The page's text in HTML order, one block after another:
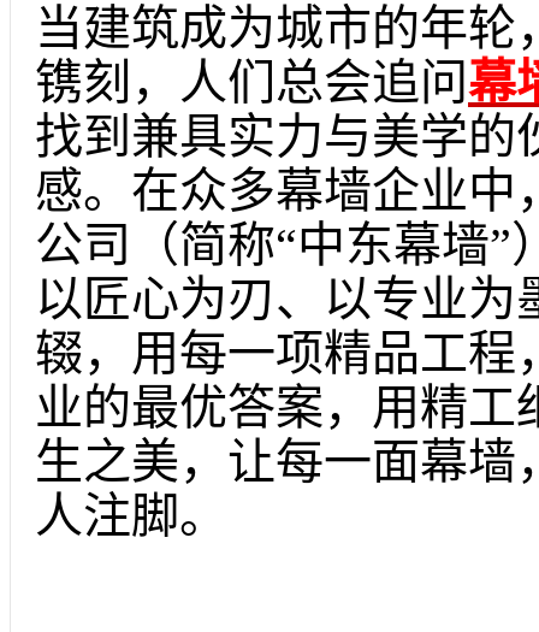
当建筑成为城市的年
镌刻，人们总会追问幕
找到兼具实力与美学的
感。在众多幕墙企业
公司（简称“中东幕墙”
以匠心为刃、以专业
辍，用每一项精品工程
业的最优答案，用精
生之美，让每一面幕
人注脚。